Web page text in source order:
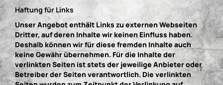
Haftung für Links
Unser Angebot enthält Links zu externen Webseiten
Dritter, auf deren Inhalte wir keinen Einfluss haben.
Deshalb können wir für diese fremden Inhalte auch
keine Gewähr übernehmen. Für die Inhalte der
verlinkten Seiten ist stets der jeweilige Anbieter oder
Betreiber der Seiten verantwortlich. Die verlinkten